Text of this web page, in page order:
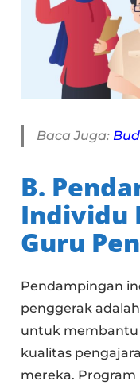
Baca Juga:
B.
Individu
Guru
Pendampingan
penggerak
untuk
kualitas
mereka.